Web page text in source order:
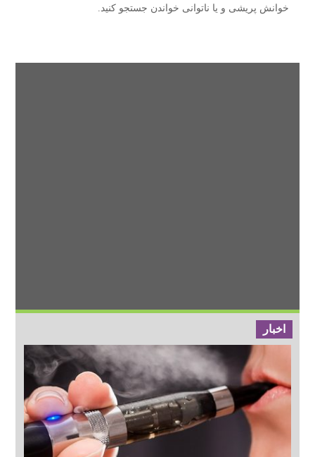
خوانش ‌پریشی و یا ناتوانی خواندن جستجو کنید.
اخبار